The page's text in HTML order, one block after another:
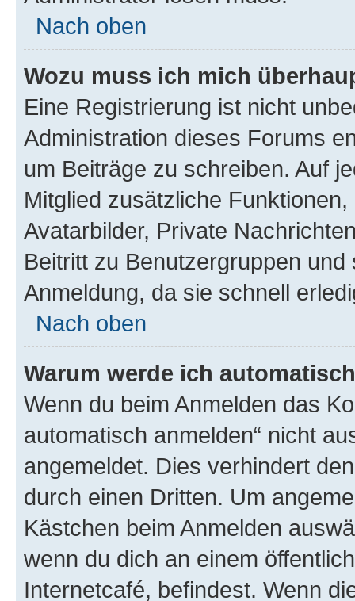
Nach oben
Wozu muss ich mich
Eine Registrierung ist nicht
Administration dieses Forums
um Beiträge zu schreiben. Auf
Mitglied zusätzliche
Avatarbilder, Private
Beitritt zu Benutzergruppen
Anmeldung, da sie schnell
Nach oben
Warum werde ich
Wenn du beim Anmelden das
automatisch anmelden“ nicht
angemeldet. Dies verhindert
durch einen Dritten. Um
Kästchen beim Anmelden
wenn du dich an einem
Internetcafé, befindest. Wenn